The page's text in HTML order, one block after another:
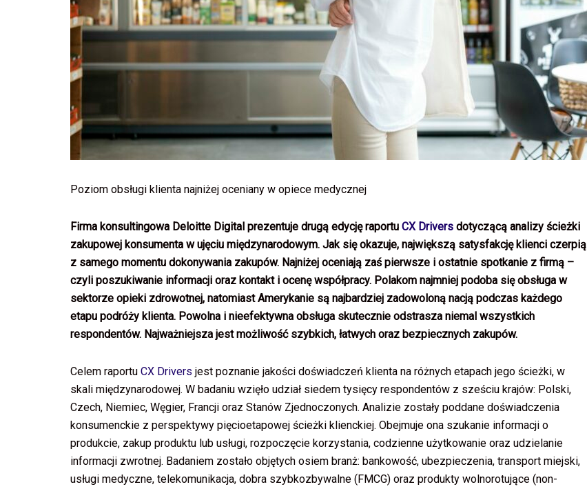
Poziom obsługi klienta najniżej oceniany w opiece medycznej
Firma konsultingowa Deloitte Digital prezentuje drugą edycję raportu CX Drivers dotyczącą analizy ścieżki
zakupowej konsumenta w ujęciu międzynarodowym. Jak się okazuje, największą satysfakcję klienci czerpią
z samego momentu dokonywania zakupów. Najniżej oceniają zaś pierwsze i ostatnie spotkanie z firmą –
czyli poszukiwanie informacji oraz kontakt i ocenę współpracy. Polakom najmniej podoba się obsługa w
sektorze opieki zdrowotnej, natomiast Amerykanie są najbardziej zadowoloną nacją podczas każdego
etapu podróży klienta. Powolna i nieefektywna obsługa skutecznie odstrasza niemal wszystkich
respondentów. Najważniejsza jest możliwość szybkich, łatwych oraz bezpiecznych zakupów.
Celem raportu CX Drivers jest poznanie jakości doświadczeń klienta na różnych etapach jego ścieżki, w
skali międzynarodowej. W badaniu wzięło udział siedem tysięcy respondentów z sześciu krajów: Polski,
Czech, Niemiec, Węgier, Francji oraz Stanów Zjednoczonych. Analizie zostały poddane doświadczenia
konsumenckie z perspektywy pięcioetapowej ścieżki klienckiej. Obejmuje ona szukanie informacji o
produkcie, zakup produktu lub usługi, rozpoczęcie korzystania, codzienne użytkowanie oraz udzielanie
informacji zwrotnej. Badaniem zostało objętych osiem branż: bankowość, ubezpieczenia, transport miejski,
usługi medyczne, telekomunikacja, dobra szybkozbywalne (FMCG) oraz produkty wolnorotujące (non-